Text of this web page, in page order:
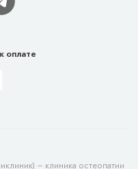
оплате
— клиника остеопатии